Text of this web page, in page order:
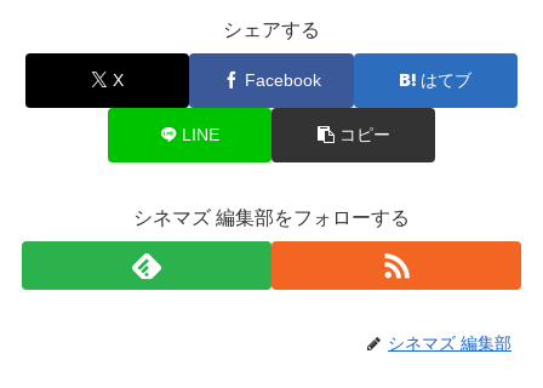
シェアする
X Facebook はてブ
LINE コピー
シネマズ 編集部をフォローする
シネマズ 編集部